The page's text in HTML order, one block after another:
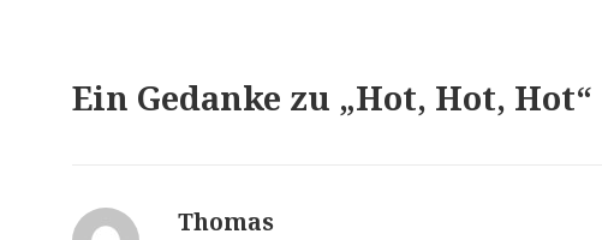
Ein Gedanke zu „Hot, Hot, Hot“
Thomas